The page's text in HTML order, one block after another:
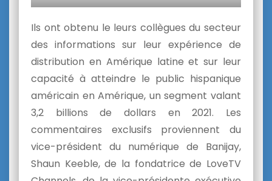
Ils ont obtenu le leurs collègues du secteur
des informations sur leur expérience de
distribution en Amérique latine et sur leur
capacité à atteindre le public hispanique
américain en Amérique, un segment valant
3,2 billions de dollars en 2021. Les
commentaires exclusifs proviennent du
vice-président du numérique de Banijay,
Shaun Keeble, de la fondatrice de LoveTV